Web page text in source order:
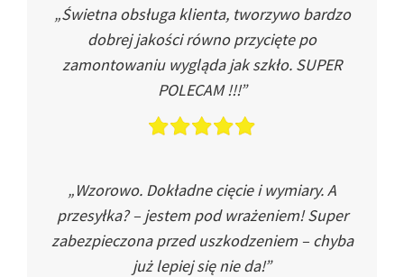
„Świetna obsługa klienta, tworzywo bardzo
dobrej jakości równo przycięte po
zamontowaniu wygląda jak szkło. SUPER
POLECAM !!!”
„Wzorowo. Dokładne cięcie i wymiary. A
przesyłka? – jestem pod wrażeniem! Super
zabezpieczona przed uszkodzeniem – chyba
już lepiej się nie da!”